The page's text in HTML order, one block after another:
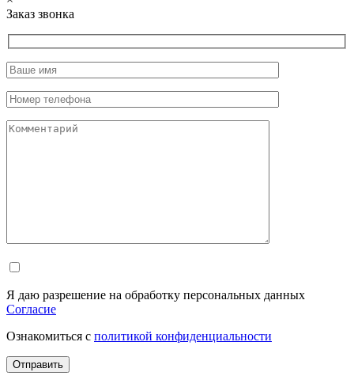
Заказ звонка
Я даю разрешение на обработку персональных данных
Согласие
Ознакомиться с политикой конфиденциальности